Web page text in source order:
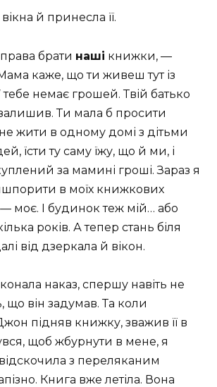
й принесла її.
брати наші книжки, —
каже, що ти живеш тут із
немає грошей. Твій батько
залишив. Ти мала б просити
жити в одному домі з дітьми
їсти ту саму їжу, що й ми, і
за мамині гроші. Зараз я
в моїх книжкових
моє. І будинок теж мій… або
років. А тепер стань біля
від дзеркала й вікон.
наказ, спершу навіть не
що він задумав. Та коли
підняв книжку, зважив її в
щоб жбурнути в мене, я
з переляканим
Книга вже летіла. Вона